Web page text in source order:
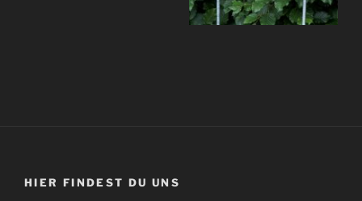
HIER FINDEST DU UNS